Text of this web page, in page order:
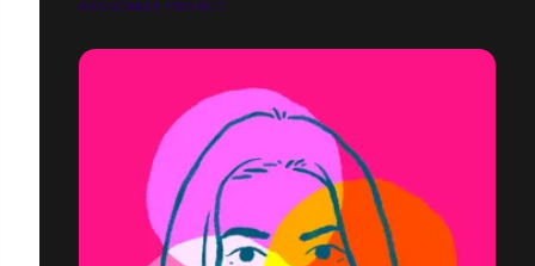
ABONDANCE PROJECT